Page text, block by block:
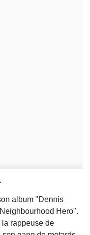
album "Dennis
Hero".
rappeuse de